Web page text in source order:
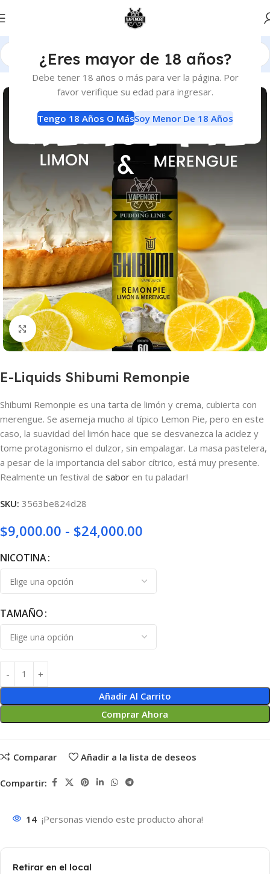
¿Eres mayor de 18 años?
Debe tener 18 años o más para ver la página. Por
favor verifique su edad para ingresar.
Tengo 18 Años O MásSoy Menor De 18 Años
Inicio E-Liquids E-Liquids
Haga clic para ampliar
E-Liquids Shibumi Remonpie
Shibumi Remonpie es una tarta de limón y crema, cubierta con
merengue. Se asemeja mucho al típico Lemon Pie, pero en este
caso, la suavidad del limón hace que se desvanezca la acidez y
tome protagonismo el dulzor, sin empalagar. La masa pastelera,
a pesar de la importancia del sabor cítrico, está muy presente.
Realmente un festival de sabor en tu paladar!
SKU: 3563be824d28
$9,000.00 - $24,000.00
NICOTINA
TAMAÑO
Añadir Al Carrito
Comprar Ahora
Comparar Añadir a la lista de deseos
Compartir:
14 ¡Personas viendo este producto ahora!
Retirar en el local